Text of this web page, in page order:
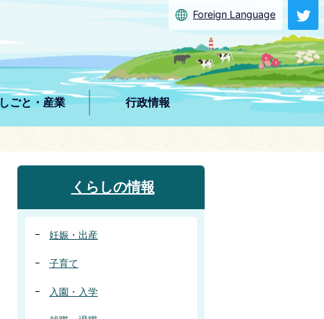
Foreign Language
しごと・産業 行政情報
くらしの情報
妊娠・出産
子育て
入園・入学